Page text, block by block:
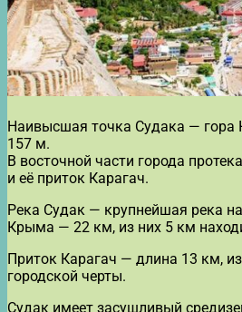
Наивысшая точка Судака — гора
157 м.
В восточной части города
и её приток Карагач.
Река Судак — крупнейшая река
Крыма — 22 км, из них 5 км
Приток Карагач — длина 13 км,
городской черты.
Судак имеет засушливый